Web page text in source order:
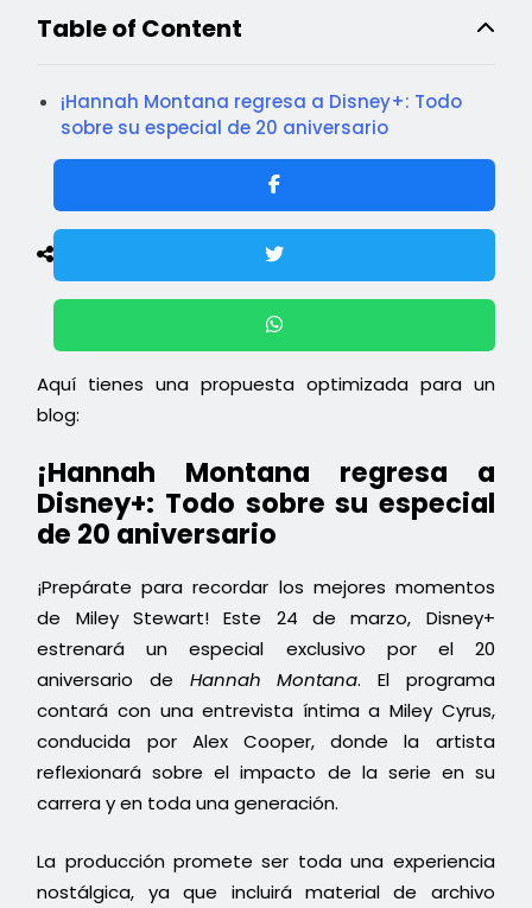
Table of Content
¡Hannah Montana regresa a Disney+: Todo
sobre su especial de 20 aniversario
Aquí tienes una propuesta optimizada para un
blog:
¡Hannah Montana regresa a
Disney+: Todo sobre su especial
de 20 aniversario
¡Prepárate para recordar los mejores momentos
de Miley Stewart! Este 24 de marzo, Disney+
estrenará un especial exclusivo por el 20
aniversario de Hannah Montana. El programa
contará con una entrevista íntima a Miley Cyrus,
conducida por Alex Cooper, donde la artista
reflexionará sobre el impacto de la serie en su
carrera y en toda una generación.
La producción promete ser toda una experiencia
nostálgica, ya que incluirá material de archivo